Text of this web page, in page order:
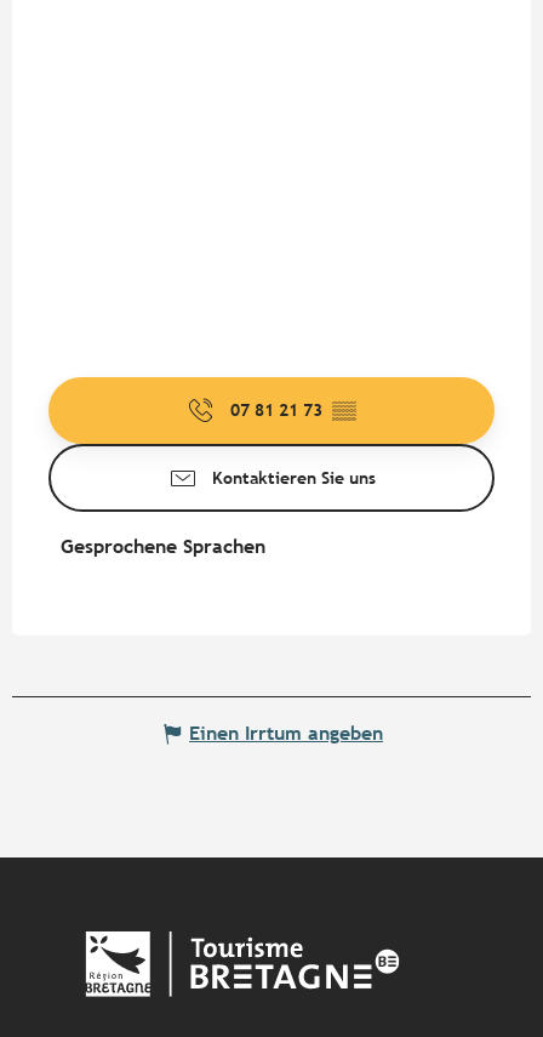
07 81 21 73 ▒▒
Kontaktieren Sie uns
Gesprochene Sprachen
Gesprochene Sprachen
Einen Irrtum angeben